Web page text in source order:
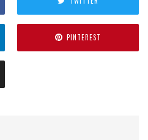
PINTEREST